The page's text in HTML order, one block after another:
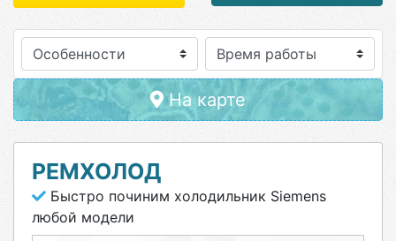
Особенности
На карте
РЕМХОЛОД
Быстро починим холодильник Siemens
любой модели